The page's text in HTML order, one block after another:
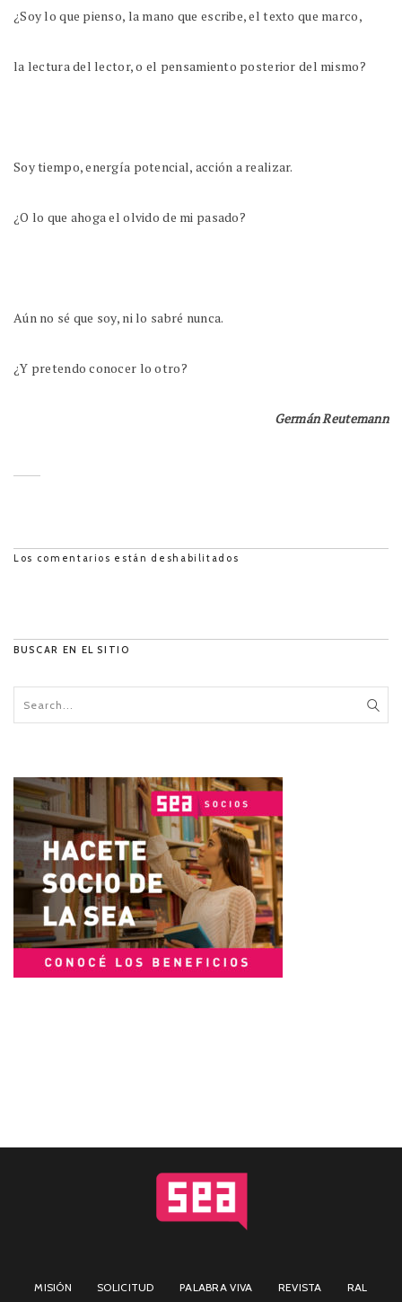
¿Soy lo que pienso, la mano que escribe, el texto que marco,
la lectura del lector, o el pensamiento posterior del mismo?
Soy tiempo, energía potencial, acción a realizar.
¿O lo que ahoga el olvido de mi pasado?
Aún no sé que soy, ni lo sabré nunca.
¿Y pretendo conocer lo otro?
Germán Reutemann
Los comentarios están deshabilitados
BUSCAR EN EL SITIO
MISIÓN SOLICITUD PALABRA VIVA REVISTA RAL